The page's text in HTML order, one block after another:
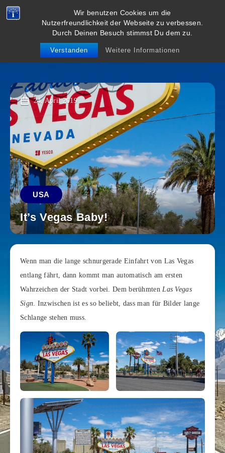
Wir benutzen Cookies um die
Nutzerfreundlichkeit der Webseite zu verbessen.
Durch Deinen Besuch stimmst Du dem zu.
Verstanden Weitere Informationen
viel weiter
weg
24. April 2019
USA
It’s Vegas Baby!
Wenn man die lange schnurgerade Einfahrt von Las Vegas
entlang fährt, dann kommt man automatisch am ersten
Wahrzeichen der Stadt vorbei. Dem berühmtenLas Vegas
Sign. Inzwischen ist es so beliebt, dass man für Bilder lange
Schlange stehen muss.